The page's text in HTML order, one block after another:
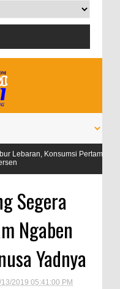
Pertamax Naik 99
Segera
Ngaben
Yadnya
2019 05:41:00 PM